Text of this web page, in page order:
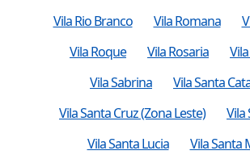
Vila Rio Branco
Vila Romana
Vila Roque
Vila Rosaria
Vila Sabrina
Vila Santa
Vila Santa Cruz (Zona Leste)
Vila
Vila Santa Lucia
Vila Santa